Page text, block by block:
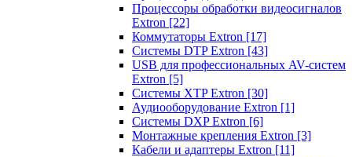
Процессоры обработки видеосигналов
Extron [22]
Коммутаторы Extron [17]
Системы DTP Extron [43]
USB для профессиональных AV-систем
Extron [5]
Системы XTP Extron [30]
Аудиооборудование Extron [1]
Системы DXP Extron [6]
Монтажные крепления Extron [3]
Кабели и адаптеры Extron [11]